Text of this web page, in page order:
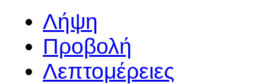
Λήψη
Προβολή
Λεπτομέρειες